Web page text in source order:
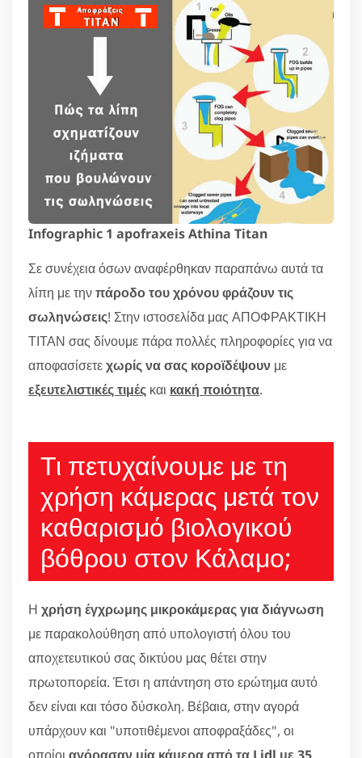
Infographic 1 apofraxeis Athina Titan
Σε συνέχεια όσων αναφέρθηκαν παραπάνω αυτά τα
λίπη με τηνπάροδο του χρόνου φράζουν τις
σωληνώσεις! Στην ιστοσελίδα μας ΑΠΟΦΡΑΚΤΙΚΗ
ΤΙΤΑΝ σας δίνουμε πάρα πολλές πληροφορίες για να
αποφασίσετεχωρίς να σας κοροϊδέψουν με
εξευτελιστικές τιμές και κακή ποιότητα.
Τι πετυχαίνουμε με τη
χρήση κάμερας μετά τον
καθαρισμό βιολογικού
βόθρου στον Κάλαμο;
Η χρήση έγχρωμης μικροκάμερας για διάγνωση
με παρακολούθηση από υπολογιστή όλου του
αποχετευτικού σας δικτύου μας θέτει στην
πρωτοπορεία. Έτσι η απάντηση στο ερώτημα αυτό
δεν είναι και τόσο δύσκολη. Βέβαια, στην αγορά
υπάρχουν και "υποτιθέμενοι αποφραξάδες", οι
οποίοι αγόρασαν μία κάμερα από τα Lidl με 35